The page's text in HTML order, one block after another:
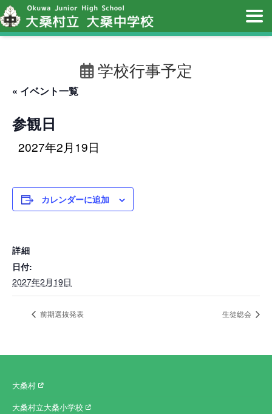
学校行事予定
« イベント一覧
参観日
2027年2月19日
カレンダーに追加
詳細
日付:
2027年2月19日
前期選抜発表 生徒総会
大桑村
大桑村立大桑小学校